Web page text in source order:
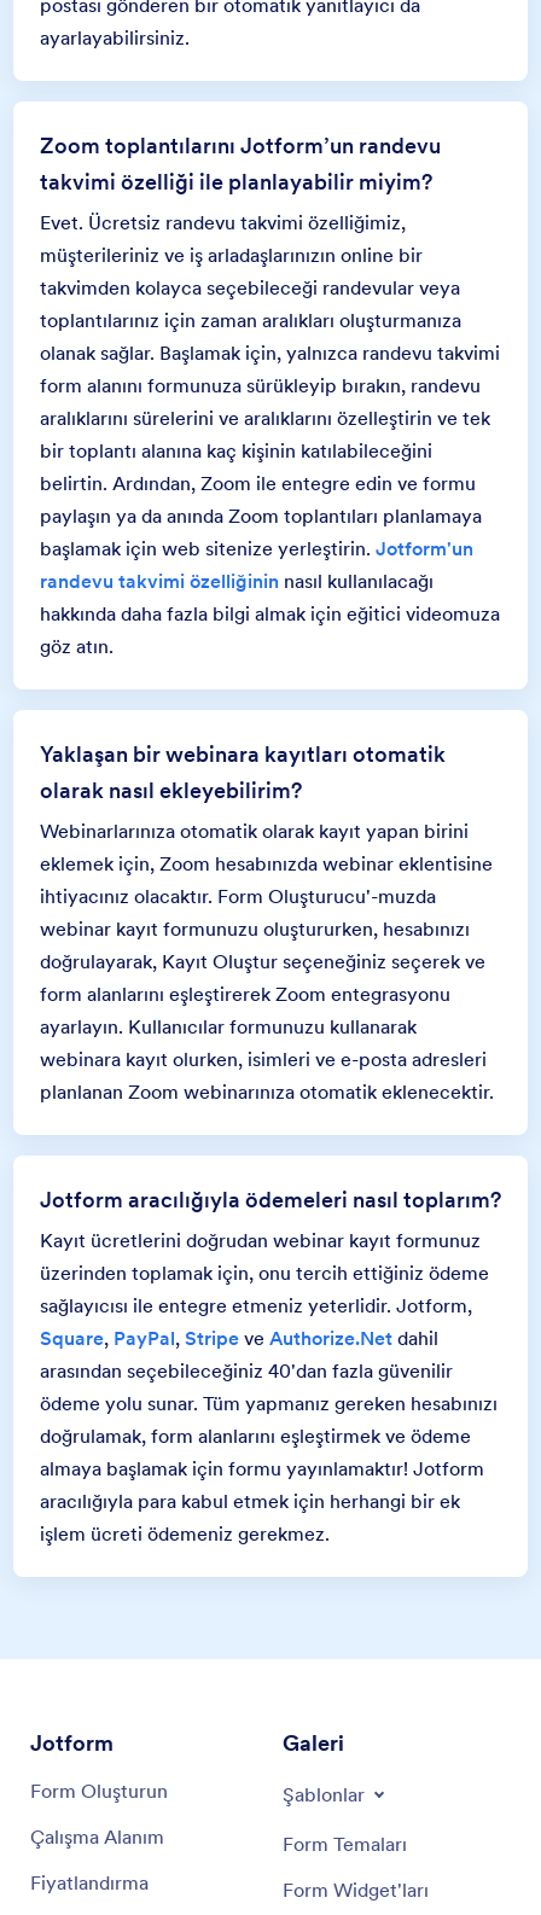
postası gönderen bir otomatik yanıtlayıcı da
ayarlayabilirsiniz.
Zoom toplantılarını Jotform’un randevu
takvimi özelliği ile planlayabilir miyim?
Evet. Ücretsiz randevu takvimi özelliğimiz,
müşterileriniz ve iş arladaşlarınızın online bir
takvimden kolayca seçebileceği randevular veya
toplantılarınız için zaman aralıkları oluşturmanıza
olanak sağlar. Başlamak için, yalnızca randevu takvimi
form alanını formunuza sürükleyip bırakın, randevu
aralıklarını sürelerini ve aralıklarını özelleştirin ve tek
bir toplantı alanına kaç kişinin katılabileceğini
belirtin. Ardından, Zoom ile entegre edin ve formu
paylaşın ya da anında Zoom toplantıları planlamaya
başlamak için web sitenize yerleştirin. Jotform'un
randevu takvimi özelliğinin nasıl kullanılacağı
hakkında daha fazla bilgi almak için eğitici videomuza
göz atın.
Yaklaşan bir webinara kayıtları otomatik
olarak nasıl ekleyebilirim?
Webinarlarınıza otomatik olarak kayıt yapan birini
eklemek için, Zoom hesabınızda webinar eklentisine
ihtiyacınız olacaktır. Form Oluşturucu'-muzda
webinar kayıt formunuzu oluştururken, hesabınızı
doğrulayarak, Kayıt Oluştur seçeneğiniz seçerek ve
form alanlarını eşleştirerek Zoom entegrasyonu
ayarlayın. Kullanıcılar formunuzu kullanarak
webinara kayıt olurken, isimleri ve e-posta adresleri
planlanan Zoom webinarınıza otomatik eklenecektir.
Jotform aracılığıyla ödemeleri nasıl toplarım?
Kayıt ücretlerini doğrudan webinar kayıt formunuz
üzerinden toplamak için, onu tercih ettiğiniz ödeme
sağlayıcısı ile entegre etmeniz yeterlidir. Jotform,
Square, PayPal, Stripe ve Authorize.Net dahil
arasından seçebileceğiniz 40'dan fazla güvenilir
ödeme yolu sunar. Tüm yapmanız gereken hesabınızı
doğrulamak, form alanlarını eşleştirmek ve ödeme
almaya başlamak için formu yayınlamaktır! Jotform
aracılığıyla para kabul etmek için herhangi bir ek
işlem ücreti ödemeniz gerekmez.
Jotform
Form Oluşturun
Çalışma Alanım
Fiyatlandırma
Galeri
Şablonlar
Form Temaları
Form Widget'ları